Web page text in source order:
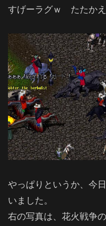
すげーラグｗ たたかえ
やっぱりというか、今
いました。
右の写真は、花火戦争